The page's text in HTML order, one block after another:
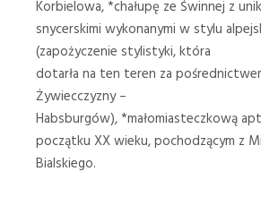
Korbielowa, *chałupę ze Świnnej z
snycerskimi wykonanymi w stylu
(zapożyczenie stylistyki, która
dotarła na ten teren za
Żywiecczyzny –
Habsburgów), *małomiasteczkową
początku XX wieku, pochodzącym z
Bialskiego.